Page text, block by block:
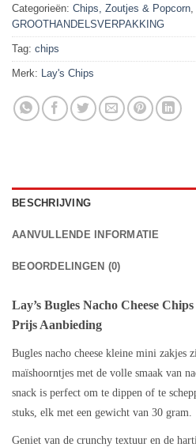
Categorieën: Chips, Zoutjes & Popcorn
GROOTHANDELSVERPAKKING
Tag: chips
Merk: Lay's Chips
BESCHRIJVING
AANVULLENDE INFORMATIE
BEOORDELINGEN (0)
Lay’s Bugles Nacho Cheese Chips
Prijs Aanbieding
Bugles nacho cheese kleine mini zakjes
maïshoorntjes met de volle smaak van
snack is perfect om te dippen of te
stuks, elk met een gewicht van 30 gram.
Geniet van de crunchy textuur en de